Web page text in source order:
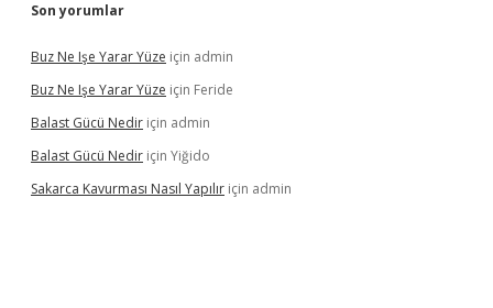
Son yorumlar
Buz Ne Işe Yarar Yüze için admin
Buz Ne Işe Yarar Yüze için Feride
Balast Gücü Nedir için admin
Balast Gücü Nedir için Yiğido
Sakarca Kavurması Nasıl Yapılır için admin